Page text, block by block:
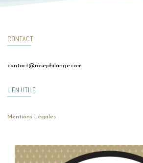
CONTACT
contact@rosephilange.com
LIEN UTILE
Mentions Légales